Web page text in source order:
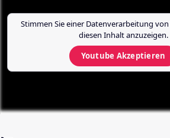
Stimmen Sie einer Datenverarbeitung von
diesen Inhalt anzuzeigen.
Youtube Akzeptieren